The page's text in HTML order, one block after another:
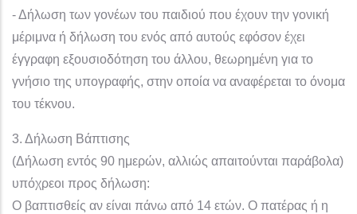
- Δήλωση των γονέων του παιδιού που έχουν την γονική
μέριμνα ή δήλωση του ενός από αυτούς εφόσον έχει
έγγραφη εξουσιοδότηση του άλλου, θεωρημένη για το
γνήσιο της υπογραφής, στην οποία να αναφέρεται το όνομα
του τέκνου.
3. Δήλωση Βάπτισης
(Δήλωση εντός 90 ημερών, αλλιώς απαιτούνται παράβολα)
υπόχρεοι προς δήλωση:
Ο βαπτισθείς αν είναι πάνω από 14 ετών. Ο πατέρας ή η